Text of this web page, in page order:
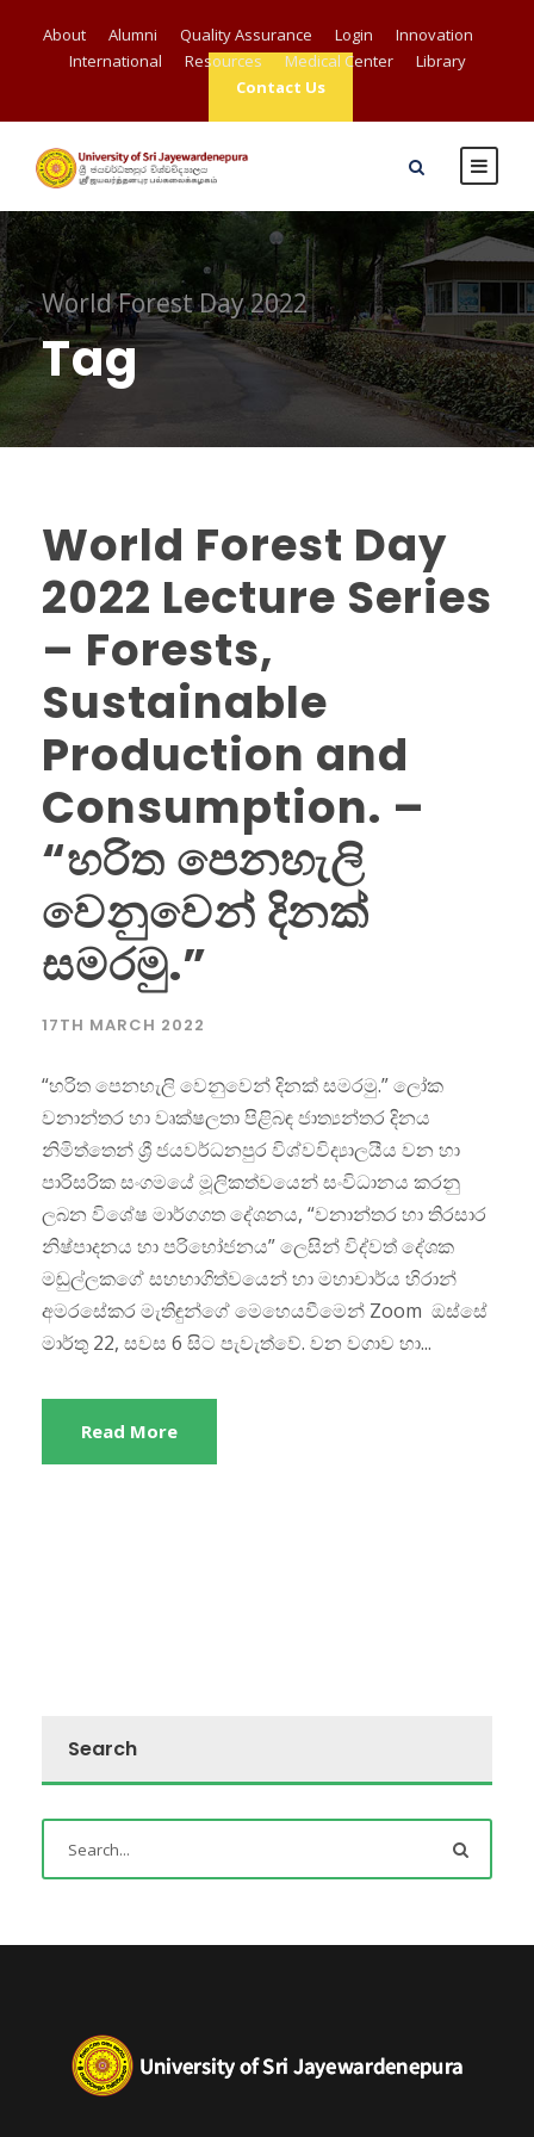
About Alumni Quality Assurance Login
Innovation
International
Resources Medical Center
Library
Contact Us
World Forest Day 2022
Tag
World Forest Day
2022 Lecture Series
– Forests,
Sustainable
Production and
Consumption. –
“හරිත පෙනහැලි
වෙනුවෙන් දිනක්
සමරමු.”
17TH MARCH 2022
“හරිත පෙනහැලි වෙනුවෙන් දිනක් සමරමු.” ලෝක
වනාන්තර හා වෘක්ෂලතා පිළිබඳ ජාත්‍යන්තර දිනය
නිමිත්තෙන් ශ්‍රී ජයවර්ධනපුර විශ්වවිද්‍යාලයීය වන හා
පාරිසරික සංගමයේ මූලිකත්වයෙන් සංවිධානය කරනු
ලබන විශේෂ මාර්ගගත දේශනය, “වනාන්තර හා තිරසාර
නිෂ්පාදනය හා පරිභෝජනය” ලෙසින් විද්වත් දේශක
මඬුල්ලකගේ සහභාගිත්වයෙන් හා මහාචාර්ය හිරාන්
අමරසේකර මැතිඳුන්ගේ මෙහෙයවීමෙන් Zoom ඔස්සේ
මාර්තු 22, සවස 6 සිට පැවැත්වේ. වන වගාව හා...
Read More
Search